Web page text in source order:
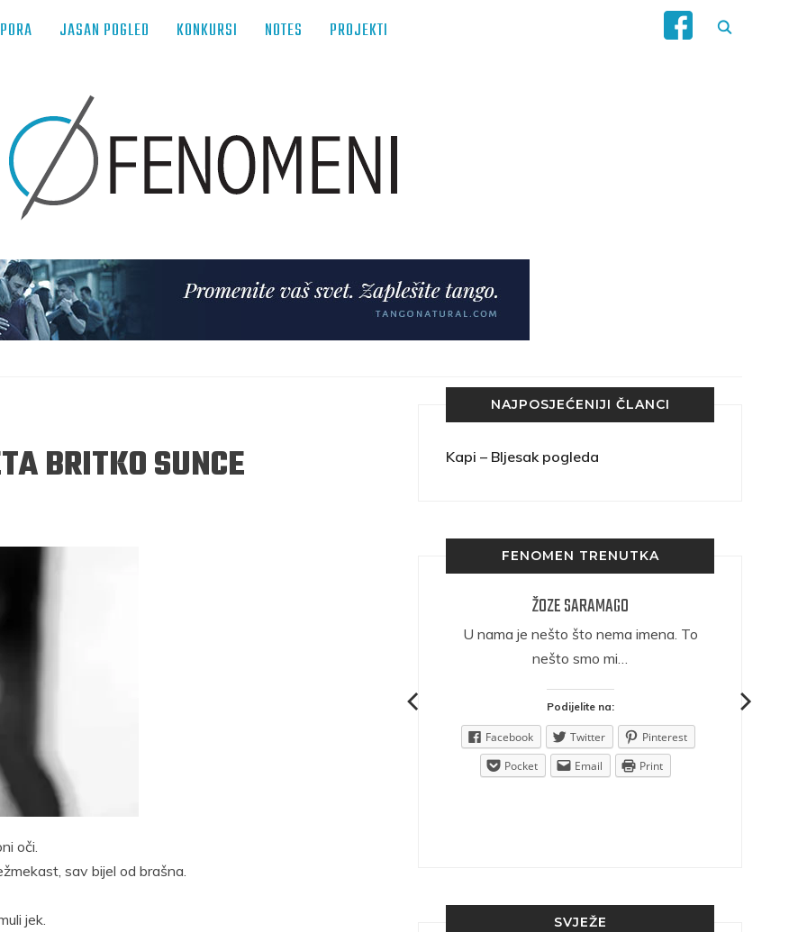
JASAN POGLED KONKURSI NOTES PROJEKTI
BRITKO SUNCE
oči.
sav bijel od brašna.
jek.
NAJPOSJEĆENIJI ČLANCI
Kapi – Bljesak pogleda
FENOMEN TRENUTKA
ŽOZE SARAMAGO
U nama je nešto što nema imena. To
nešto smo mi…
Podijelite na:
Facebook Twitter
Pinterest
Pocket
Email Print
SERGEJ JESENJIN
navikli na življenje pod
navikli smo da užižemo
ikonama, ali ne i pred
Podijelite na:
Twitter
Email
SVJEŽE